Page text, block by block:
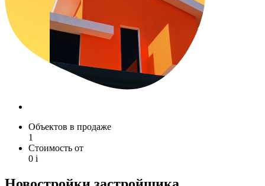
Объектов в продаже
1
Стоимость от
0 i